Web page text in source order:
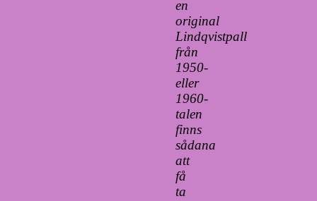
en
original
Lindqvistpall
från
1950-
eller
1960-
talen
finns
sådana
att
få
ta